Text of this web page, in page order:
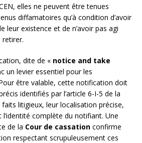
elles ne peuvent être tenues
diffamatoires qu’à condition d’avoir
leur existence et de n’avoir pas agi
dite de « notice and take
un levier essentiel pour les
être valable, cette notification doit
identifiés par l’article 6-I-5 de la
faits litigieux, leur localisation précise,
complète du notifiant. Une
de la Cour de cassation confirme
respectant scrupuleusement ces